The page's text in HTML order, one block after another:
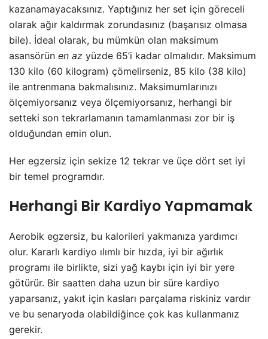
kazanamayacaksınız. Yaptığınız her set için göreceli
olarak ağır kaldırmak zorundasınız (başarısız olmasa
bile). İdeal olarak, bu mümkün olan maksimum
asansörün en az yüzde 65’i kadar olmalıdır. Maksimum
130 kilo (60 kilogram) çömelirseniz, 85 kilo (38 kilo)
ile antrenmana bakmalısınız. Maksimumlarınızı
ölçemiyorsanız veya ölçemiyorsanız, herhangi bir
setteki son tekrarlamanın tamamlanması zor bir iş
olduğundan emin olun.
Her egzersiz için sekize 12 tekrar ve üçe dört set iyi
bir temel programdır.
Herhangi Bir Kardiyo Yapmamak
Aerobik egzersiz, bu kalorileri yakmanıza yardımcı
olur. Kararlı kardiyo ılımlı bir hızda, iyi bir ağırlık
programı ile birlikte, sizi yağ kaybı için iyi bir yere
götürür. Bir saatten daha uzun bir süre kardiyo
yaparsanız, yakıt için kasları parçalama riskiniz vardır
ve bu senaryoda olabildiğince çok kas kullanmanız
gerekir.